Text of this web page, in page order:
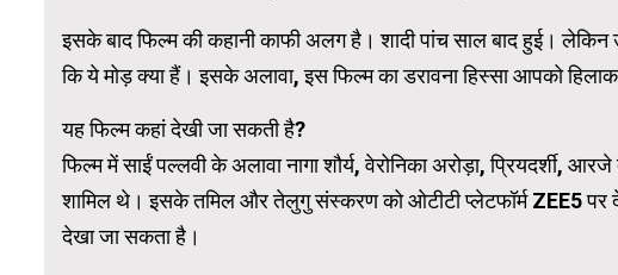
इसके बाद फिल्म की कहानी काफी अलग है। शादी पांच साल बाद हुई।
कि ये मोड़ क्या हैं। इसके अलावा, इस फिल्म का डरावना हिस्सा आपको
यह फिल्म कहां देखी जा सकती है?
फिल्म में साईं पल्लवी के अलावा नागा शौर्य, वेरोनिका अरोड़ा, प्रियदर्शी,
शामिल थे। इसके तमिल और तेलुगु संस्करण को ओटीटी प्लेटफॉर्म ZEE5
देखा जा सकता है।